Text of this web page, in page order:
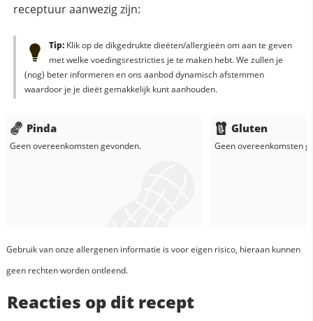
receptuur aanwezig zijn:
Tip:Klik op de dikgedrukte dieëten/allergieën om aan te geven
met welke voedingsrestricties je te maken hebt. We zullen je
(nog) beter informeren en ons aanbod dynamisch afstemmen
waardoor je je dieët gemakkelijk kunt aanhouden.
Pinda
Geen overeenkomsten gevonden.
Gluten
Geen overeenkomsten
Gebruik van onze allergenen informatie is voor eigen risico, hieraan kunnen
geen rechten worden ontleend.
Reacties op dit recept